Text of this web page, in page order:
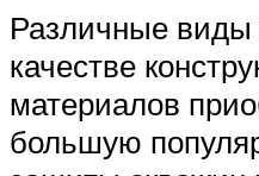
Различные виды
качестве
материалов
большую